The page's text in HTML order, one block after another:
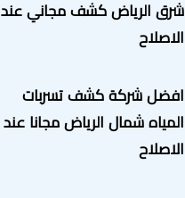
شرق الرياض كشف مجاني عند
الاصلاح
افضل شركة كشف تسربات
المياه شمال الرياض مجانا عند
الاصلاح